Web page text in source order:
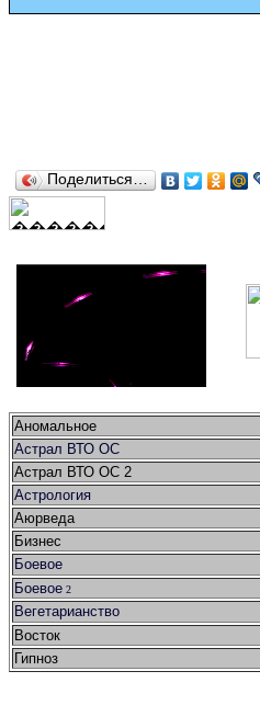
Поделиться…
Аномальное
Астрал ВТО ОС
Астрал ВТО ОС 2
Астрология
Аюрведа
Бизнес
Боевое
Боевое 2
Вегетарианство
Восток
Гипноз